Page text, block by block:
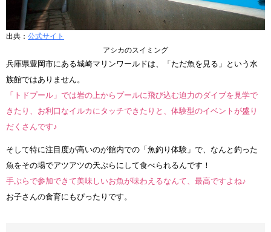
出典： 公式サイト
アシカのスイミング
兵庫県豊岡市にある城崎マリンワールドは、「ただ魚を見る」という水
族館ではありません。
「トドプール」では岩の上からプールに飛び込む迫力のダイブを見学で
きたり、お利口なイルカにタッチできたりと、体験型のイベントが盛り
だくさんです♪
そして特に注目度が高いのが館内での「魚釣り体験」で、なんと釣った
魚をその場でアツアツの天ぷらにして食べられるんです！
手ぶらで参加できて美味しいお魚が味わえるなんて、最高ですよね♪
お子さんの食育にもぴったりです。